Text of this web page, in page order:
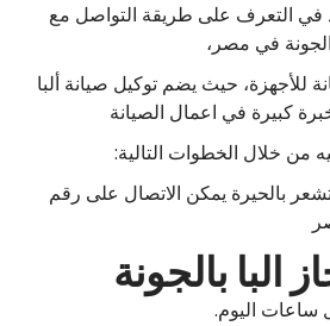
في التعرف على طريقة التواصل مع
في مصر،
للأجهزة، حيث يضم توكيل صيانة ألبا
كبيرة في اعمال الصيانة
من خلال الخطوات التالية:
بالحيرة يمكن الاتصال على رقم
البا بالجونة
اليوم.